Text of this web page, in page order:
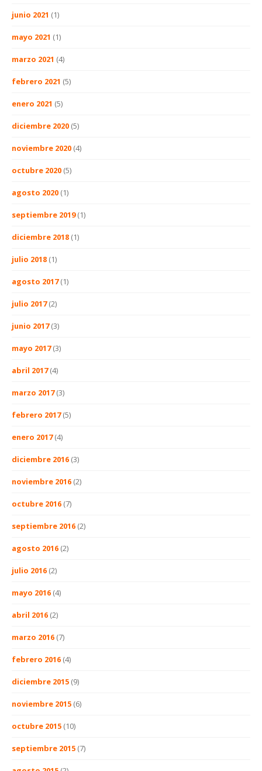
junio 2021 (1)
mayo 2021 (1)
marzo 2021 (4)
febrero 2021 (5)
enero 2021 (5)
diciembre 2020 (5)
noviembre 2020 (4)
octubre 2020 (5)
agosto 2020 (1)
septiembre 2019(1)
diciembre 2018 (1)
julio 2018 (1)
agosto 2017(1)
julio 2017(2)
junio 2017(3)
mayo 2017(3)
abril 2017(4)
marzo 2017(3)
febrero 2017(5)
enero 2017(4)
diciembre 2016 (3)
noviembre 2016 (2)
octubre 2016 (7)
septiembre 2016 (2)
agosto 2016 (2)
julio 2016 (2)
mayo 2016 (4)
abril 2016 (2)
marzo 2016 (7)
febrero 2016 (4)
diciembre 2015 (9)
noviembre 2015 (6)
octubre 2015 (10)
septiembre 2015 (7)